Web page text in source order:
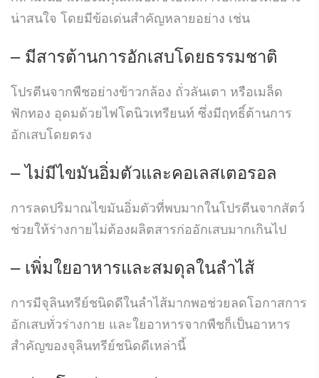
น่าสนใจ โดยมีข้อเด่นสำคัญหลายอย่าง เช่น
– มีสารต้านการอักเสบโดยธรรมชาติ
โปรตีนจากพืชอย่างข้าวกล้อง ถั่วลันเตา หรือเมล็ด
ฟักทอง อุดมด้วยไฟโตนิวเทรียนท์ ซึ่งมีฤทธิ์ต้านการ
อักเสบโดยตรง
– ไม่มีไขมันอิ่มตัวและคอเลสเตอรอล
การลดปริมาณไขมันอิ่มตัวที่พบมากในโปรตีนจากสัตว์
ช่วยให้ร่างกายไม่ต้องผลิตสารก่ออักเสบมากเกินไป
– เพิ่มใยอาหารและสมดุลในลำไส้
การมีจุลินทรีย์ชนิดดีในลำไส้มากพอช่วยลดโอกาสการ
อักเสบทั่วร่างกาย และใยอาหารจากพืชก็เป็นอาหาร
สำคัญของจุลินทรีย์ชนิดดีเหล่านี้